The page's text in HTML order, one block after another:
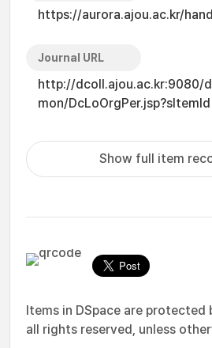
https://aurora.ajou.ac.kr/
Journal URL
http://dcoll.ajou.ac.kr:9080/
mon/
Show full item
Items in DSpace are
all rights reserved, unless